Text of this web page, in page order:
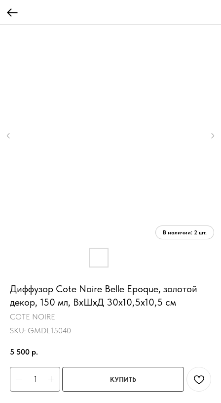
Диффузор Cote Noire Belle Epoque, золотой
декор, 150 мл, ВхШхД 30х10,5х10,5 см
COTE NOIRE
SKU: GMDL15040
5 500 р.
КУПИТЬ